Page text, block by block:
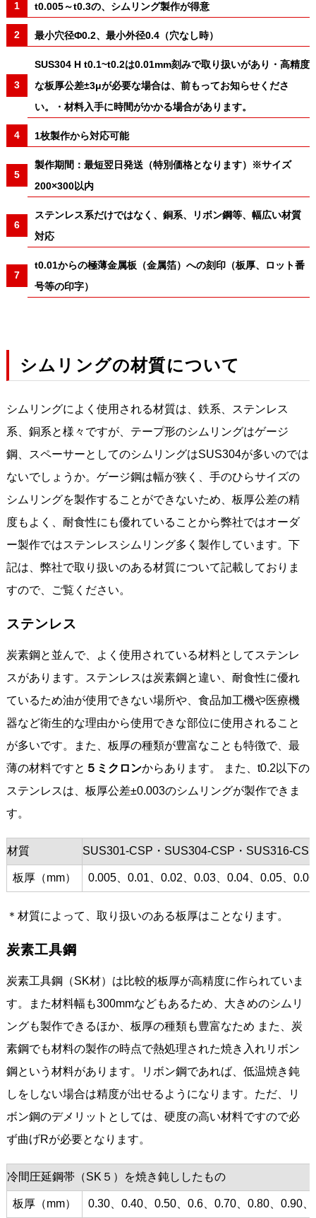
t0.005～t0.3の、シムリング製作が得意
最小穴径Φ0.2、最小外径0.4（穴なし時）
SUS304 H t0.1~t0.2は0.01mm刻みで取り扱いがあり・高精度
な板厚公差±3μが必要な場合は、前もってお知らせくださ
い。・材料入手に時間がかかる場合があります。
1枚製作から対応可能
製作期間：最短翌日発送（特別価格となります）※サイズ
200×300以内
ステンレス系だけではなく、銅系、リボン鋼等、幅広い材質
対応
t0.01からの極薄金属板（金属箔）への刻印（板厚、ロット番
号等の印字）
シムリングの材質について
シムリングによく使用される材質は、鉄系、ステンレス
系、銅系と様々ですが、テープ形のシムリングはゲージ
鋼、スペーサーとしてのシムリングはSUS304が多いのでは
ないでしょうか。ゲージ鋼は幅が狭く、手のひらサイズの
シムリングを製作することができないため、板厚公差の精
度もよく、耐食性にも優れていることから弊社ではオーダ
ー製作ではステンレスシムリング多く製作しています。下
記は、弊社で取り扱いのある材質について記載しておりま
すので、ご覧ください。
ステンレス
炭素鋼と並んで、よく使用されている材料としてステンレ
スがあります。ステンレスは炭素鋼と違い、耐食性に優れ
ているため油が使用できない場所や、食品加工機や医療機
器など衛生的な理由から使用できな部位に使用されること
が多いです。また、板厚の種類が豊富なことも特徴で、最
薄の材料ですと ５ミクロンからあります。 また、t0.2以下の
ステンレスは、板厚公差±0.003のシムリングが製作できま
す。
材質 SUS301-CSP・SUS304-CSP・SUS316-
板厚（mm） 0.005、0.01、0.02、0.03、0.04、0.05、
＊材質によって、取り扱いのある板厚はことなります。
炭素工具鋼
炭素工具鋼（SK材）は比較的板厚が高精度に作られていま
す。また材料幅も300mmなどもあるため、大きめのシムリ
ングも製作できるほか、板厚の種類も豊富なため また、炭
素鋼でも材料の製作の時点で熱処理された焼き入れリボン
鋼という材料があります。リボン鋼であれば、低温焼き鈍
しをしない場合は精度が出せるようになります。ただ、リ
ボン鋼のデメリットとしては、硬度の高い材料ですので必
ず曲げRが必要となります。
冷間圧延鋼帯（SK５）を焼き鈍ししたもの
板厚（mm） 0.30、0.40、0.50、0.6、0.70、0.80、0.90